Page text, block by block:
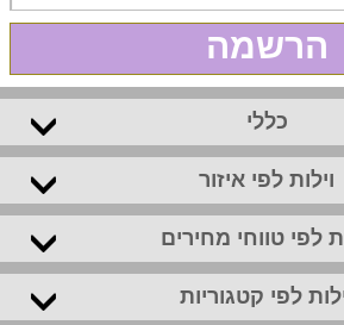
הרשמה
כללי
וילות לפי איזור
לפי טווחי מחירים
לפי קטגוריות